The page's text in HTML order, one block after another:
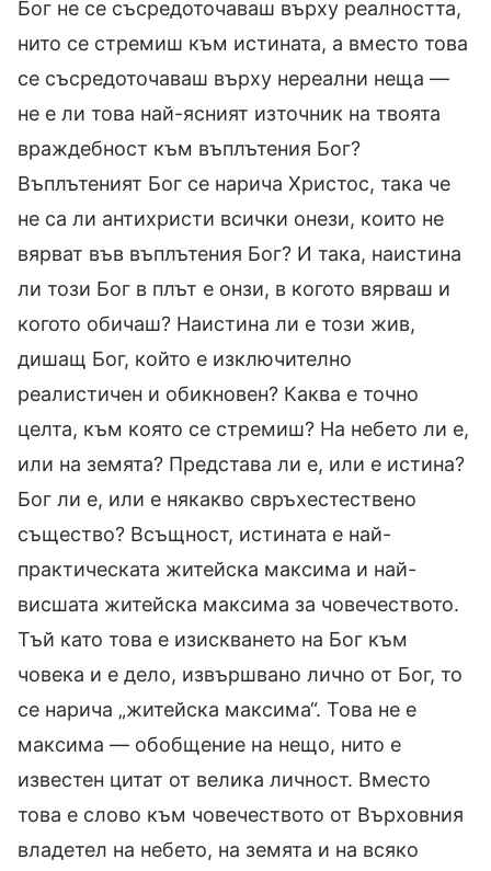
Бог не се съсредоточаваш върху реалността,
нито се стремиш към истината, а вместо това
се съсредоточаваш върху нереални неща —
не е ли това най-ясният източник на твоята
враждебност към въплътения Бог?
Въплътеният Бог се нарича Христос, така че
не са ли антихристи всички онези, които не
вярват във въплътения Бог? И така, наистина
ли този Бог в плът е онзи, в когото вярваш и
когото обичаш? Наистина ли е този жив,
дишащ Бог, който е изключително
реалистичен и обикновен? Каква е точно
целта, към която се стремиш? На небето ли е,
или на земята? Представа ли е, или е истина?
Бог ли е, или е някакво свръхестествено
същество? Всъщност, истината е най-
практическата житейска максима и най-
висшата житейска максима за човечеството.
Тъй като това е изискването на Бог към
човека и е дело, извършвано лично от Бог, то
се нарича „житейска максима“. Това не е
максима — обобщение на нещо, нито е
известен цитат от велика личност. Вместо
това е слово към човечеството от Върховния
владетел на небето, на земята и на всяко